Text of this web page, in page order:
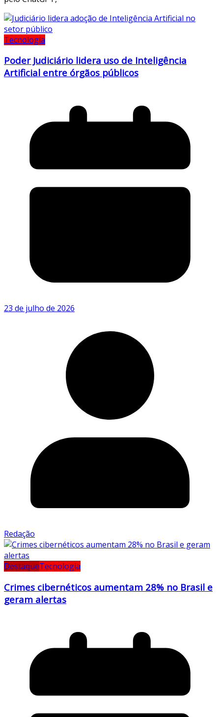
Tecnologia
Poder Judiciário lidera uso de Inteligência
Artificial entre órgãos públicos
23 de julho de 2026
Redação
DestaqueTecnologia
Crimes cibernéticos aumentam 28% no Brasil e
geram alertas